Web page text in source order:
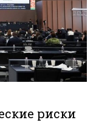
риски